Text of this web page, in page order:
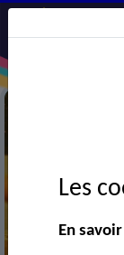
Les
En